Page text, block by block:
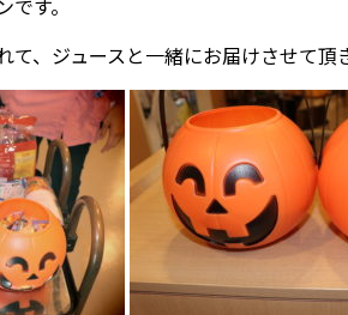
す。
、ジュースと一緒にお届けさせて頂